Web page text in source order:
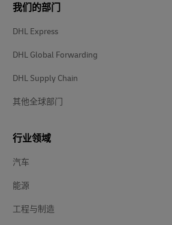
我们的部门
DHL Express
DHL Global Forwarding
DHL Supply Chain
其他全球部门
行业领域
汽车
能源
工程与制造